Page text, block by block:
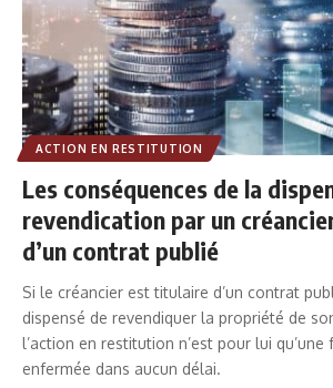
ACTION EN RESTITUTION
Les conséquences de la
revendication par un
d’un contrat publié
Si le créancier est titulaire d’un contrat
dispensé de revendiquer la propriété de
l’action en restitution n’est pour lui qu’une
enfermée dans aucun délai.